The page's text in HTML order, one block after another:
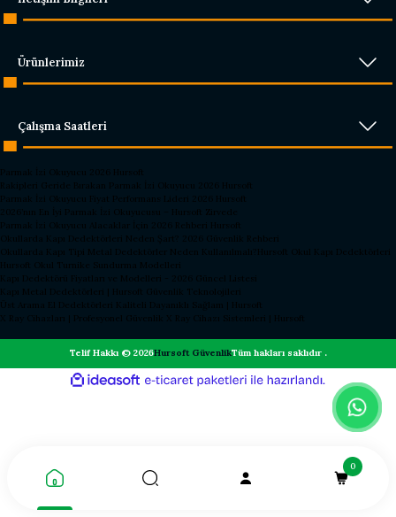
Ürünlerimiz
Çalışma Saatleri
Parmak İzi Okuyucu 2026 Hursoft
Rakipleri Geride Bırakan Parmak İzi Okuyucu 2026 Hursoft
Parmak İzi Okuyucu Fiyat Performans Lideri 2026 Hursoft
2026’nın En İyi Parmak İzi Okuyucusu – Hursoft Zirvede
Parmak İzi Okuyucu Alacaklar İçin 2026 Rehberi Hursoft
Okullarda Kapı Dedektörleri Neden Şart? 2026 Güvenlik Rehberi
Okullarda Kapı Tipi Metal Dedektörler Neden Kullanılmalı?Hursoft Okul Kapı Dedektörleri
Hursoft Okul Turnike Sundurma Modelleri
Kapı Dedektörü Fiyatları ve Modelleri - 2026 Güncel Listesi
Kapı Metal Dedektörleri | Hursoft Güvenlik Teknolojileri
Üst Arama El Dedektörleri Kaliteli Dayanıklı Sağlam | Hursoft
X Ray Cihazları | Profesyonel Güvenlik X Ray Cihazı Sistemleri | Hursoft
Telif Hakkı © 2026Hursoft GüvenlikTüm hakları saklıdır .
0
ideasoft
e-
hazırlandı.